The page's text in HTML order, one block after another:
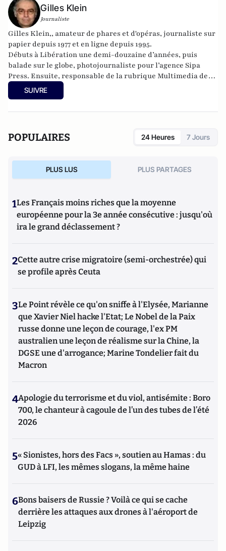
Gilles Klein
Journaliste
Gilles Klein,, amateur de phares et d'opéras, journaliste sur
papier depuis 1977 et en ligne depuis 1995.
Débuts à Libération une demi-douzaine d’années, puis
balade sur le globe, photojournaliste pour l’agence Sipa
Press. Ensuite, responsable de la rubrique Multimedia de
ELLE, avant d’écrire sur les médias à Arrêt sur Images et de
collaborer avec Atlantico. Par ailleurs fut blogueur, avec Le
SUIVRE
POPULAIRES 24 Heures 7 Jours
PLUS LUS PLUS PARTAGES
1Les Français moins riches que la moyenne
européenne pour la 3e année consécutive : jusqu'où
ira le grand déclassement ?
2Cette autre crise migratoire (semi-orchestrée) qui
se profile après Ceuta
3Le Point révèle ce qu'on sniffe à l'Elysée, Marianne
que Xavier Niel hacke l'Etat; Le Nobel de la Paix
russe donne une leçon de courage, l'ex PM
australien une leçon de réalisme sur la Chine, la
DGSE une d'arrogance; Marine Tondelier fait du
Macron
4Apologie du terrorisme et du viol, antisémite : Boro
700, le chanteur à cagoule de l’un des tubes de l’été
2026
5« Sionistes, hors des Facs », soutien au Hamas : du
GUD à LFI, les mêmes slogans, la même haine
6Bons baisers de Russie ? Voilà ce qui se cache
derrière les attaques aux drones à l'aéroport de
Leipzig